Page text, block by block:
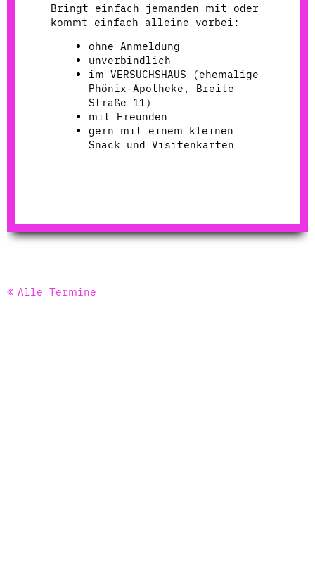
Bringt einfach jemanden mit oder
kommt einfach alleine vorbei:
ohne Anmeldung
unverbindlich
im VERSUCHSHAUS (ehemalige
Phönix-Apotheke, Breite
Straße 11)
mit Freunden
gern mit einem kleinen
Snack und Visitenkarten
Alle Termine